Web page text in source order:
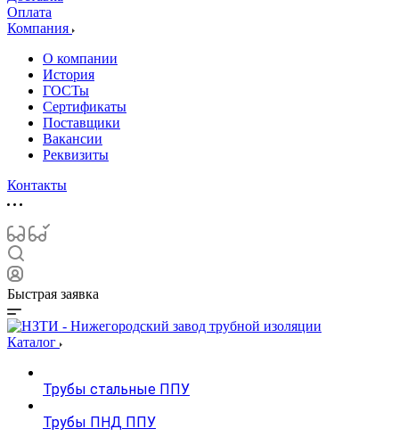
Оплата
Компания
О компании
История
ГОСТы
Сертификаты
Поставщики
Вакансии
Реквизиты
Контакты
Быстрая заявка
Каталог
Трубы стальные ППУ
Трубы ПНД ППУ